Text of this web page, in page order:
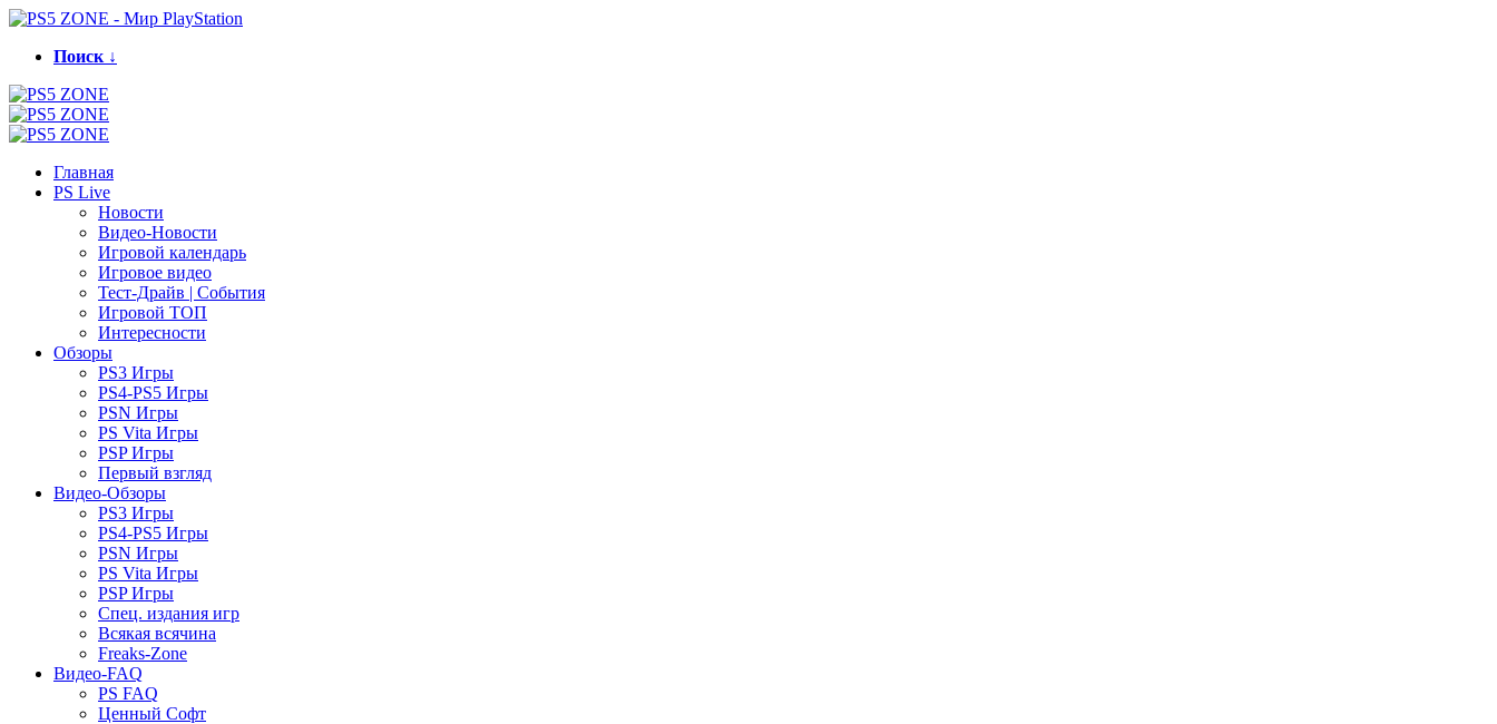
Поиск ↓
Главная
PS Live
Новости
Видео-Новости
Игровой календарь
Игровое видео
Тест-Драйв | События
Игровой ТОП
Интересности
Обзоры
PS3 Игры
PS4-PS5 Игры
PSN Игры
PS Vita Игры
PSP Игры
Первый взгляд
Видео-Обзоры
PS3 Игры
PS4-PS5 Игры
PSN Игры
PS Vita Игры
PSP Игры
Спец. издания игр
Всякая всячина
Freaks-Zone
Видео-FAQ
PS FAQ
Ценный Софт